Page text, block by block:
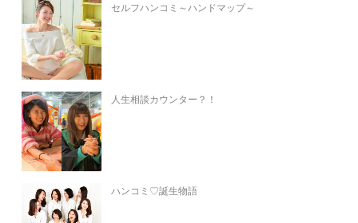
セルフハンコミ～ハンドマップ～
人生相談カウンター？！
ハンコミ♡誕生物語